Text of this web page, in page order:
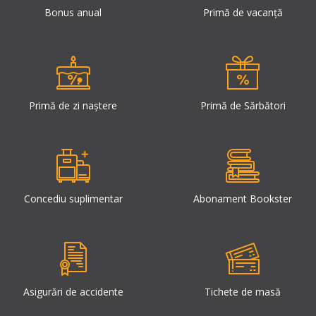
Bonus anual Primă de vacanță
Primă de zi naștere Primă de Sărbători
Concediu suplimentar Abonament Bookster
Asigurări de accidente Tichete de masă